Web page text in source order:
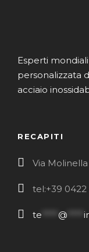
Esperti
personalizzata
acciaio
RECAPITI
Via Molinella
tel:+39 0422
te @